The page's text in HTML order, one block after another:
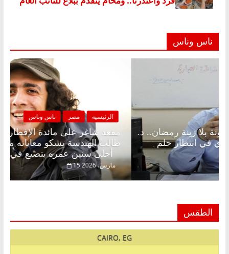
ناس وناس
طالب
أحلى سنين عمره بتضيع في السجن
الرئيسية ناس وناس
مقعد شاغر على الإفطار وبلكونة بلا زينة رمضان.. د.
عبدالخالق فاروق خبير اقتصادي في انتظار حلم
22 فبراير، 2026
الطقس
CAIRO, EG